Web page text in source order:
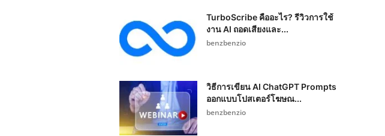
TurboScribe คืออะไร? รีวิวการใช้
งาน AI ถอดเสียงและ...
benzbenzio
วิธีการเขียน AI ChatGPT Prompts
ออกแบบโปสเตอร์โฆษณ...
benzbenzio